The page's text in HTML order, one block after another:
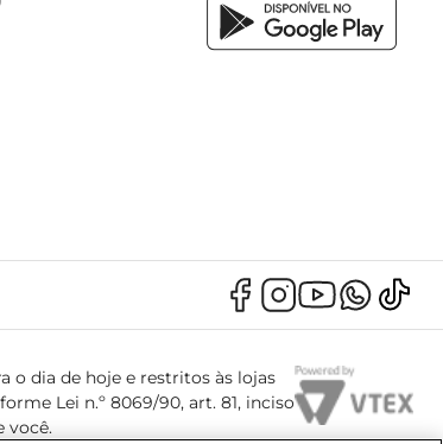
o dia de hoje e restritos às lojas
Lei n.º 8069/90, art. 81, inciso
você.